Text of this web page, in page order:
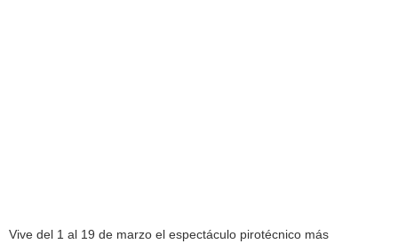
Vive del 1 al 19 de marzo el espectáculo pirotécnico más